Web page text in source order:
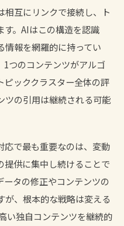
相互にリンクで接続し、ト
す。AIはこの構造を認識
報を網羅的に持ってい
1つのコンテンツがアルゴ
ピッククラスター全体の評
ツの引用は継続される可能
応で最も重要なのは、変動
提供に集中し続けることで
ータの修正やコンテンツの
が、根本的な戦略は変える
い独自コンテンツを継続的